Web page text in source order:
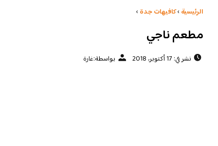
الرئيسية ›كافيهات جدة ›
مطعم ناجي
نشر في: 17 أكتوبر، 2018 بواسطة:غارة